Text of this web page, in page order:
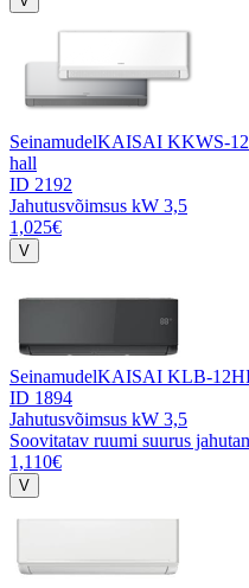
SeinamudelKAISAI KKWS-
hall
ID 2192
Jahutusvõimsus kW 3,5
1,025€
SeinamudelKAISAI KLB-
ID 1894
Jahutusvõimsus kW 3,5
Soovitatav ruumi suurus
1,110€